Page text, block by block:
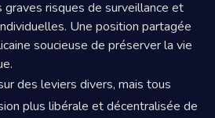
risques de surveillance et
Une position partagée
soucieuse de préserver la vie
des leviers divers, mais tous
plus libérale et décentralisée de